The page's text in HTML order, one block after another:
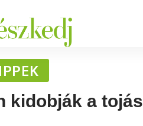
kidobják a